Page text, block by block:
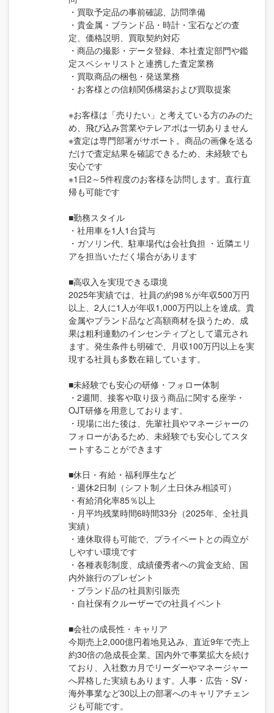
・買取予定品の事前確認、訪問準備
・貴金属・ブランド品・時計・宝石などの査
定、価格説明、買取契約対応
・商品の撮影・データ登録、本社査定部門や鑑
定スペシャリストと連携した査定業務
・買取商品の梱包・発送業務
・お客様との信頼関係構築および買取提案
※お客様は「売りたい」と考えている方のみのた
め、飛び込み営業やテレアポは一切ありません
※査定は専門部署がサポート。商品の画像を送る
だけで査定結果を確認できるため、未経験でも
安心です
※1日2～5件程度のお客様を訪問します。直行直
帰も可能です
■勤務スタイル
・社用車を1人1台貸与
・ガソリン代、駐車場代は会社負担 ・近隣エリ
アを担当いただく場合があります
■高収入を実現できる環境
2025年実績では、社員の約98％が年収500万円
以上、2人に1人が年収1,000万円以上を達成。貴
金属やブランド品など高額商材を扱うため、成
果は粗利連動のインセンティブとして還元され
ます。発生条件も明確で、月収100万円以上を実
現する社員も多数在籍しています。
■未経験でも安心の研修・フォロー体制
・2週間、接客や取り扱う商品に関する座学・
OJT研修を用意しております。
・現場に出た後は、先輩社員やマネージャーの
フォローがあるため、未経験でも安心してスタ
ートすることができます
■休日・有給・福利厚生など
・週休2日制（シフト制／土日休み相談可）
・有給消化率85％以上
・月平均残業時間6時間33分（2025年、全社員
実績）
・連休取得も可能で、プライベートとの両立が
しやすい環境です
・各種表彰制度、成績優秀者への賞金支給、国
内外旅行のプレゼント
・ブランド品の社員割引販売
・自社保有クルーザーでの社員イベント
■会社の成長性・キャリア
今期売上2,000億円着地見込み、直近9年で売上
約30倍の急成長企業。国内外で事業拡大を続け
ており、入社数カ月でリーダーやマネージャー
へ昇格した実績もあります。人事・広告・SV・
海外事業など30以上の部署へのキャリアチェン
ジも可能です。